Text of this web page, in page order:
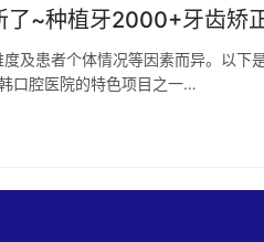
了~种植牙2000+牙齿
及患者个体情况等因素而异。以下
口腔医院的特色项目之一…